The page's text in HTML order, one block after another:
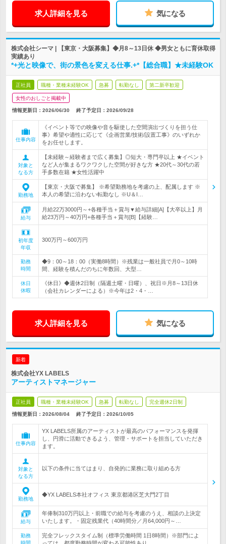
求人詳細を見る 気になる
株式会社シーマ | 【東京・大阪募集】◆月8～13日休 ◆男女ともに育休取得
実績あり
*+光と映像で、街の景色を変える仕事.+*【総合職】★未経験OK
正社員 職種・業種未経験OK 急募 転勤なし 第二新卒歓迎
女性のおしごと掲載中
情報更新日：2026/06/30 終了予定日： 2026/09/28
仕事内容
《イベント等での映像や音を駆使した空間演出づくりを担う仕
事》希望や適性に応じて《企画営業/技術/設置工事》のいずれか
をお任せします。
対象と
なる方
【未経験～経験者まで広く募集】◎短大・専門卒以上 ★イベント
など人が集まるワクワクした空間が好きな方 ★20代～30代の若
手多数在籍 ★女性活躍中
勤務地
【東京・大阪で募集】 ※希望勤務地を考慮の上、配属します ※
本人の希望に沿わない転勤なし ※U＆I…
給与
月給22万3000円～+各種手当＋賞与▼給与詳細[A]【大卒以上】月
給23万円～40万円+各種手当＋賞与[B]【経験…
初年度
年収
300万円～600万円
勤務
時間
◆9：00～18：00（実働8時間）※残業は一般社員で月0～10時
間、経験を積んだのちに年数回、大型…
休日
休暇
《休日》◆週休2日制（隔週土曜・日曜）、祝日※月8～13日休
（会社カレンダーによる）※今年は2・4・…
求人詳細を見る 気になる
新着
株式会社YX LABELS
アーティストマネージャー
正社員 職種・業種未経験OK 急募 転勤なし 完全週休2日制
情報更新日：2026/08/04 終了予定日： 2026/10/05
仕事内容
YX LABELS所属のアーティストが最高のパフォーマンスを発揮
し、円滑に活動できるよう、管理・サポートを担当していただき
ます。
対象と
なる方
以下の条件に当てはまり、自発的に業務に取り組める方
勤務地
◆YX LABELS本社オフィス 東京都港区芝大門2丁目
給与
年俸制310万円以上・前職での給与を考慮のうえ、相談の上決定
いたします。・固定残業代（40時間分／月64,000円～…
勤務
時間
完全フレックスタイム制（標準労働時間 1日8時間）※部門によ